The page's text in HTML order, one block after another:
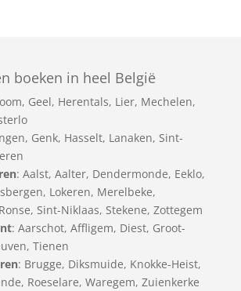
boeken in heel België
, Geel, Herentals, Lier, Mechelen,
, Genk, Hasselt, Lanaken, Sint-
: Aalst, Aalter, Dendermonde, Eeklo,
, Lokeren, Merelbeke,
Ronse, Sint-Niklaas, Stekene, Zottegem
: Aarschot, Affligem, Diest, Groot-
, Tienen
: Brugge, Diksmuide, Knokke-Heist,
, Roeselare, Waregem, Zuienkerke